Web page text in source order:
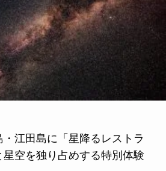
・江田島に「星降るレストラ
空を独り占めする特別体験
1
つげ義春さん、水木しげるさん、そ